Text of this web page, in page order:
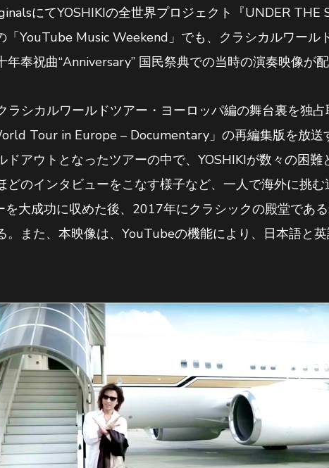
にてYOSHIKIの全世界プロジェクト『UNDER THE
「YouTube Music Weekend」でも、クラシカルワール
年奉祝曲“Anniversary” 国民祭典での当時の演奏映像が
ラシカルワールドツアー・ヨーロッパ編の舞台裏を独
Tour in Europe – Documentary」の再編集版を放
ドアウトとなったツアーの中で、YOSHIKIが数々の困
どのインタビューをこなす様子など、一人で海外に挑
を大成功に収めた後、2017年にクラシックの殿堂であ
。また、本映像は、YouTubeの機能により、日本語と